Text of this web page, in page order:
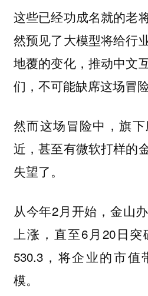
这些已经功成名就的老
然预见了大模型将给行
地覆的变化，推动中文
们，不可能缺席这场冒险
然而这场冒险中，旗
近，甚至有微软打样的
失望了。
从今年2月开始，金山
上涨，直至6月20日
530.3，将企业的市值
模。